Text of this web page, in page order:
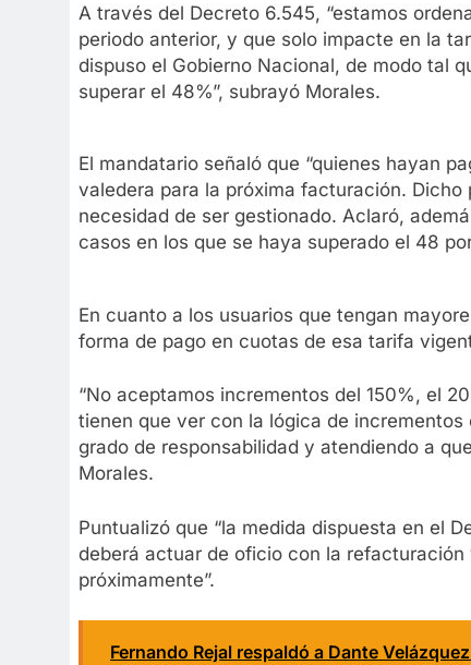
A través del Decreto 6.545, “estamos
periodo anterior, y que solo impacte en la
dispuso el Gobierno Nacional, de modo tal
superar el 48%”, subrayó Morales.
El mandatario señaló que “quienes hayan
valedera para la próxima facturación.
necesidad de ser gestionado. Aclaró,
casos en los que se haya superado el 48
En cuanto a los usuarios que tengan
forma de pago en cuotas de esa tarifa
“No aceptamos incrementos del 150%, el
tienen que ver con la lógica de
grado de responsabilidad y atendiendo a
Morales.
Puntualizó que “la medida dispuesta en el
deberá actuar de oficio con la
próximamente”.
Fernando Rejal respaldó a Dante